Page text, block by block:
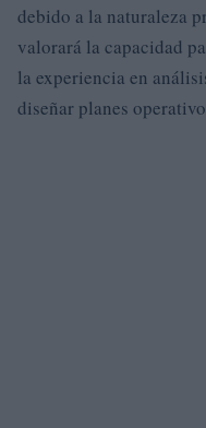
debido a la naturaleza
valorará la capacidad
la experiencia en
diseñar planes